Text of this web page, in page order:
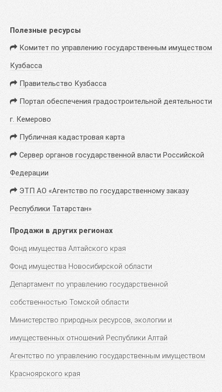
Полезные ресурсы
Комитет по управлению государственным имуществом
Кузбасса
Правительство Кузбасса
Портал обеспечения градостроительной деятельности
г. Кемерово
Публичная кадастровая карта
Сервер органов государственной власти Российской
Федерации
ЭТП АО «Агентство по государственному заказу
Республики Татарстан»
Продажи в других регионах
Фонд имущества Алтайского края
Фонд имущества Новосибирской области
Департамент по управлению государственной
собственностью Томской области
Министерство природных ресурсов, экологии и
имущественных отношений Республики Алтай
Агентство по управлению государственным имуществом
Красноярского края